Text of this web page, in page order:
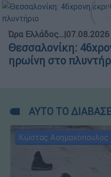
Ώρα Ελλάδος...|
Θεσσαλονίκη:
ηρωίνη στο
ΑΥΤΟ ΤΟ
Κώστας Ασημακόπουλος